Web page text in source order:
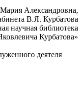
Александровна,
В.Я. Курбатова
научная библиотека
Курбатова»
деятеля